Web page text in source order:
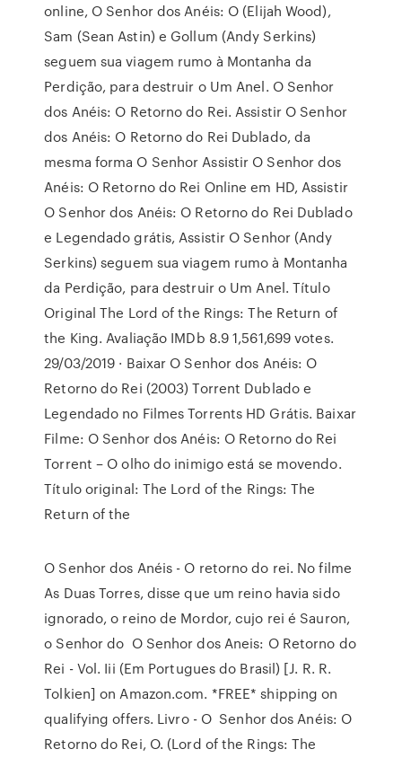
online, O Senhor dos Anéis: O (Elijah Wood),
Sam (Sean Astin) e Gollum (Andy Serkins)
seguem sua viagem rumo à Montanha da
Perdição, para destruir o Um Anel. O Senhor
dos Anéis: O Retorno do Rei. Assistir O Senhor
dos Anéis: O Retorno do Rei Dublado, da
mesma forma O Senhor Assistir O Senhor dos
Anéis: O Retorno do Rei Online em HD, Assistir
O Senhor dos Anéis: O Retorno do Rei Dublado
e Legendado grátis, Assistir O Senhor (Andy
Serkins) seguem sua viagem rumo à Montanha
da Perdição, para destruir o Um Anel. Título
Original The Lord of the Rings: The Return of
the King. Avaliação IMDb 8.9 1,561,699 votes.
29/03/2019 · Baixar O Senhor dos Anéis: O
Retorno do Rei (2003) Torrent Dublado e
Legendado no Filmes Torrents HD Grátis. Baixar
Filme: O Senhor dos Anéis: O Retorno do Rei
Torrent – O olho do inimigo está se movendo.
Título original: The Lord of the Rings: The
Return of the
O Senhor dos Anéis - O retorno do rei. No filme
As Duas Torres, disse que um reino havia sido
ignorado, o reino de Mordor, cujo rei é Sauron,
o Senhor do O Senhor dos Aneis: O Retorno do
Rei - Vol. Iii (Em Portugues do Brasil) [J. R. R.
Tolkien] on Amazon.com. *FREE* shipping on
qualifying offers. Livro - O Senhor dos Anéis: O
Retorno do Rei, O. (Lord of the Rings: The